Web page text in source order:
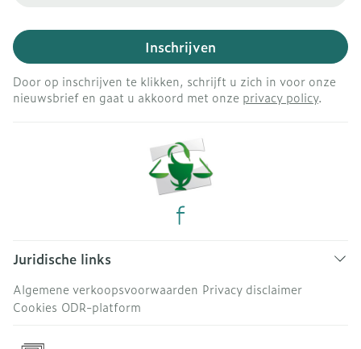
Inschrijven
Door op inschrijven te klikken, schrijft u zich in voor onze
nieuwsbrief en gaat u akkoord met onze privacy policy.
Juridische links
Algemene verkoopsvoorwaarden Privacy disclaimer
Cookies ODR-platform